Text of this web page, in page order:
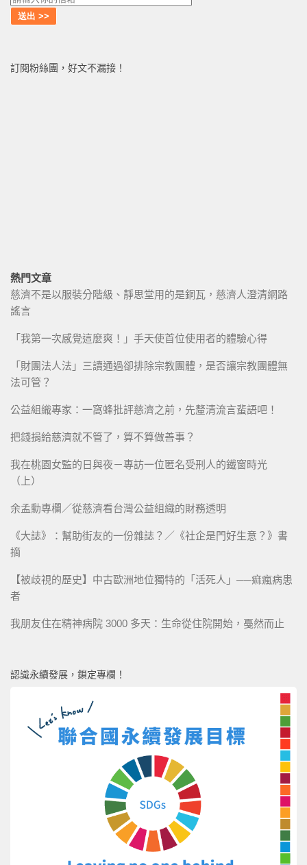
訂閱粉絲團，好文不漏接！
熱門文章
慈濟不是以服裝分階級、靜思堂用的是銅瓦，慈濟人澄清網路
謠言
「我第一次感覺這麼爽！」手天使首位使用者的體驗心得
「財團法人法」三讀通過卻排除宗教團體，是否讓宗教團體無
法可管？
公益組織專家：一窩蜂批評慈濟之前，先釐清流言蜚語吧！
把錢捐給慈濟就不管了，算不算做善事？
我在桃園女監的日與夜－專訪一位匿名受刑人的鐵窗時光
（上）
余孟勳專欄／從慈濟看台灣公益組織的財務透明
《大誌》：幫助街友的一份雜誌？／《社企是門好生意？》書
摘
【被歧視的歷史】中古歐洲地位獨特的「活死人」──痲瘋病患
者
我朋友住在精神病院 3000 多天：生命從住院開始，戞然而止
認識永續發展，鎖定專欄！